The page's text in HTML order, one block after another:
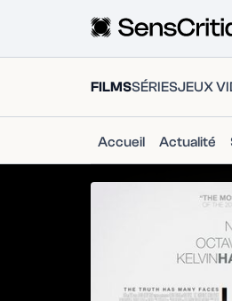
FILMSSÉRIESJEUX
Accueil Actualité